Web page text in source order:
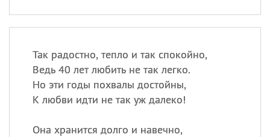
Так радостно, тепло и так спокойно,
Ведь 40 лет любить не так легко.
Но эти годы похвалы достойны,
К любви идти не так уж далеко!
Она хранится долго и навечно,